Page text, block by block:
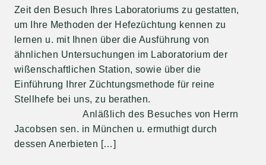
Zeit den Besuch Ihres Laboratoriums zu gestatten,
um Ihre Methoden der Hefezüchtung kennen zu
lernen u. mit Ihnen über die Ausführung von
ähnlichen Untersuchungen im Laboratorium der
wißenschaftlichen Station, sowie über die
Einführung Ihrer Züchtungsmethode für reine
Stellhefe bei uns, zu berathen.
Anläßlich des Besuches von Herrn
Jacobsen sen. in München u. ermuthigt durch
dessen Anerbieten […]